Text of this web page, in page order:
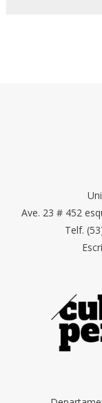
Ave. 23 # 452
Telf.